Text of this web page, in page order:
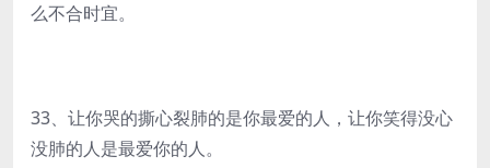
么不合时宜。
33、让你哭的撕心裂肺的是你最爱的人，让你笑得没心
没肺的人是最爱你的人。